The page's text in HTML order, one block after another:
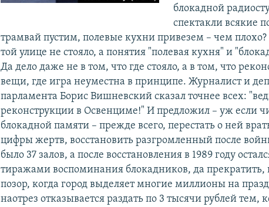
блокадной
спектакли всякие
трамвай пустим, полевые кухни привезем – чем
той улице не стояло, а понятия "полевая кухня" и
Да дело даже не в том, что где стояло, а в том, что
вещи, где игра неуместна в принципе. Журналист и
парламента Борис Вишневский сказал точнее всех:
реконструкции в Освенциме!" И предложил – уж если
блокадной памяти – прежде всего, перестать о ней
цифры жертв, восстановить разгромленный после
было 37 залов, а после восстановления в 1989 году
тиражами воспоминания блокадников, да
позор, когда город выделяет многие миллионы на
наотрез отказывается раздать по 3 тысячи рублей тем,